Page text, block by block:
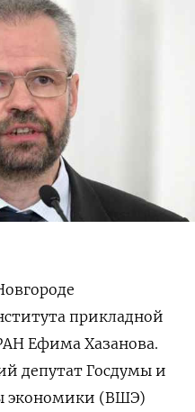
прикладной
Ефима Хазанова.
депутат Госдумы и
экономики (ВШЭ)